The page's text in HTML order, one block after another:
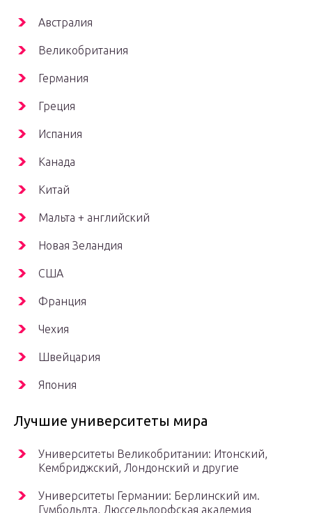
Австралия
Великобритания
Германия
Греция
Испания
Канада
Китай
Мальта + английский
Новая Зеландия
США
Франция
Чехия
Швейцария
Япония
Лучшие университеты мира
Университеты Великобритании: Итонский,
Кембриджский, Лондонский и другие
Университеты Германии: Берлинский им.
Гумбольдта, Дюссельдорфская академия